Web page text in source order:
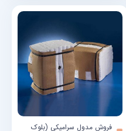
فروش مدول سرامیکی (بلوک